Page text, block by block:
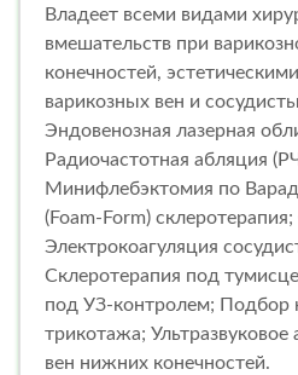
Владеет всеми видами
вмешательств при
конечностей,
варикозных вен и
Эндовенозная лазерная
Радиочастотная абляция
Минифлебэктомия по
(Foam-Form)
Электрокоагуляция
Склеротерапия под
под УЗ-контролем; Подбор
трикотажа; Ультразвуковое
вен нижних конечностей.